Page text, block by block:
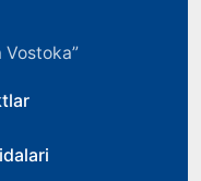
Vostoka”